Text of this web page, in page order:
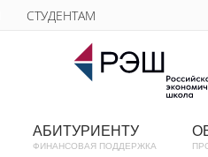
СТУДЕНТАМ
АБИТУРИЕНТУ
ФИНАНСОВАЯ ПОДДЕРЖКА